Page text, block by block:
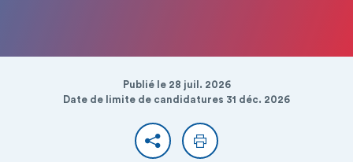
Publié le 28 juil. 2026
Date de limite de candidatures 31 déc. 2026
PartagerImprimer